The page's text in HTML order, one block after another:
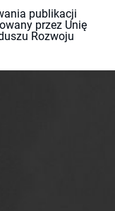
publikacji
przez Unię
Rozwoju